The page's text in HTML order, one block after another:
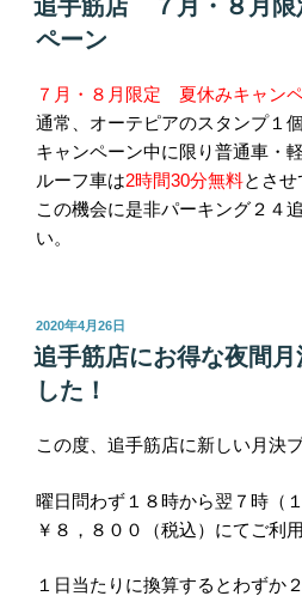
日:
追手筋店 ７月・８月
ペーン
７月・８月限定 夏休みキャン
通常、オーテピアのスタンプ１
キャンペーン中に限り普通車・
ルーフ車は2時間30分無料とさせ
この機会に是非パーキング２４
い。
投
稿
日:
2020年4月26日
追手筋店にお得な夜間
した！
この度、追手筋店に新しい月決
曜日問わず１８時から翌７時（
￥８，８００（税込）にてご利
１日当たりに換算するとわずか